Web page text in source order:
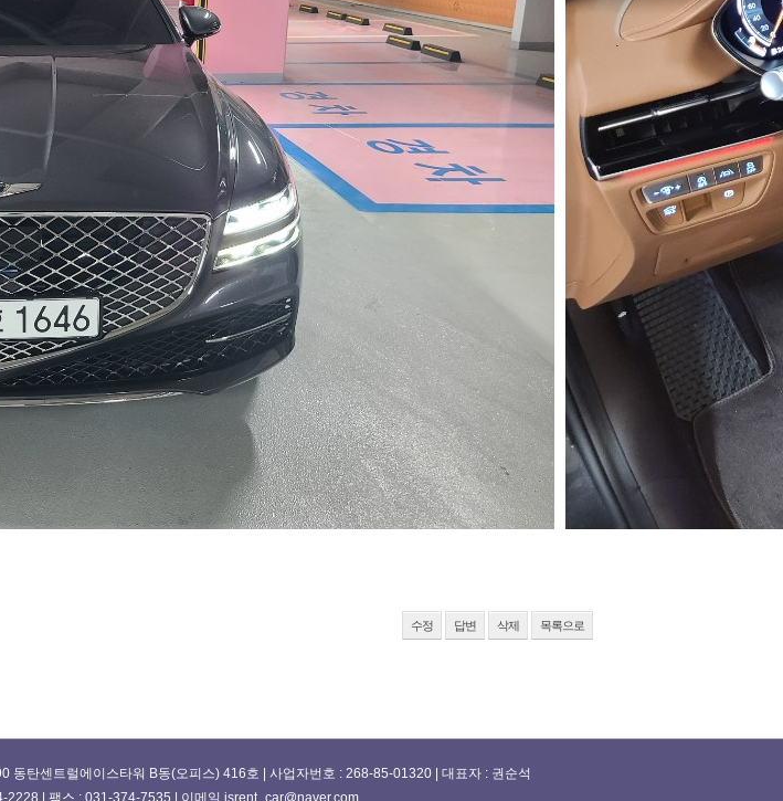
수정 답변 삭제 목록으로
동탄센트럴에이스타워 B동(오피스) 416호 | 사업자번호 : 268-85-01320 | 대표자 : 권순석
| 팩스 : 031-374-7535 | 이메일 jsrent_car@naver.com